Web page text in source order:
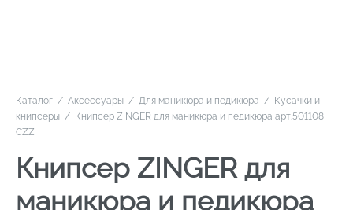
Каталог / Аксессуары / Для маникюра и педикюра / Кусачки и
книпсеры / Книпсер ZINGER для маникюра и педикюра арт.501108
СZZ
Книпсер ZINGER для
маникюра и педикюра